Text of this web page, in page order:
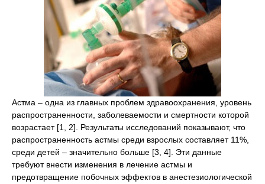
Астма – одна из главных проблем здравоохранения, уровень
распространенности, заболеваемости и смертности которой
возрастает [1, 2]. Результаты исследований показывают, что
распространенность астмы среди взрослых составляет 11%,
среди детей – значительно больше [3, 4]. Эти данные
требуют внести изменения в лечение астмы и
предотвращение побочных эффектов в анестезиологической